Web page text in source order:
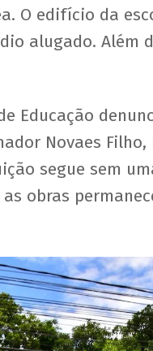
O edifício da
alugado. Além
Educação
Novaes
segue sem
obras